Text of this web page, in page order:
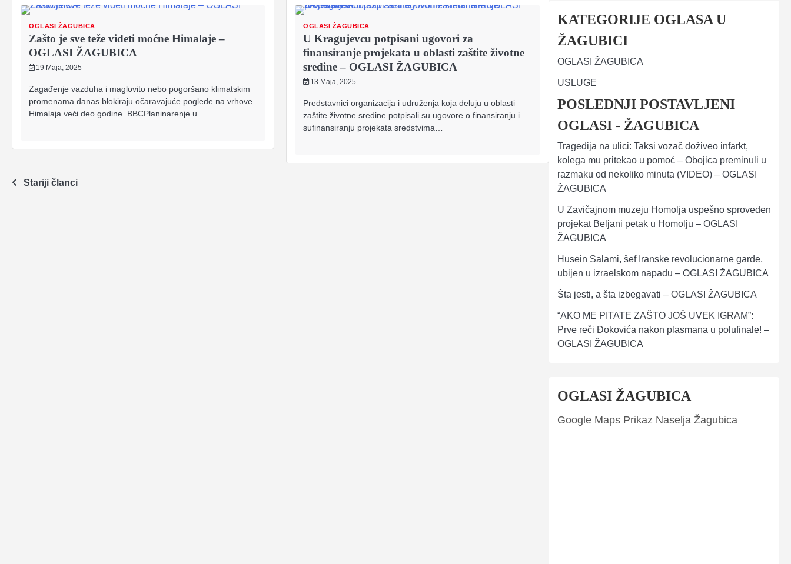
OGLASI ŽAGUBICA
Zašto je sve teže videti moćne Himalaje –
OGLASI ŽAGUBICA
19 Maja, 2025
Zagađenje vazduha i maglovito nebo pogoršano klimatskim
promenama danas blokiraju očaravajuće poglede na vrhove
Himalaja veći deo godine. BBCPlaninarenje u…
OGLASI ŽAGUBICA
U Kragujevcu potpisani ugovori za
finansiranje projekata u oblasti zaštite životne
sredine – OGLASI ŽAGUBICA
13 Maja, 2025
Predstavnici organizacija i udruženja koja deluju u oblasti
zaštite životne sredine potpisali su ugovore o finansiranju i
sufinansiranju projekata sredstvima…
Navigacija
Stariji članci
KATEGORIJE OGLASA U
ŽAGUBICI
OGLASI ŽAGUBICA
USLUGE
POSLEDNJI POSTAVLJENI
OGLASI - ŽAGUBICA
Tragedija na ulici: Taksi vozač doživeo infarkt,
kolega mu pritekao u pomoć – Obojica preminuli u
razmaku od nekoliko minuta (VIDEO) – OGLASI
ŽAGUBICA
U Zavičajnom muzeju Homolja uspešno sproveden
projekat Beljani petak u Homolju – OGLASI
ŽAGUBICA
Husein Salami, šef Iranske revolucionarne garde,
ubijen u izraelskom napadu – OGLASI ŽAGUBICA
Šta jesti, a šta izbegavati – OGLASI ŽAGUBICA
“AKO ME PITATE ZAŠTO JOŠ UVEK IGRAM”:
Prve reči Đokovića nakon plasmana u polufinale! –
OGLASI ŽAGUBICA
OGLASI ŽAGUBICA
Google Maps Prikaz Naselja Žagubica